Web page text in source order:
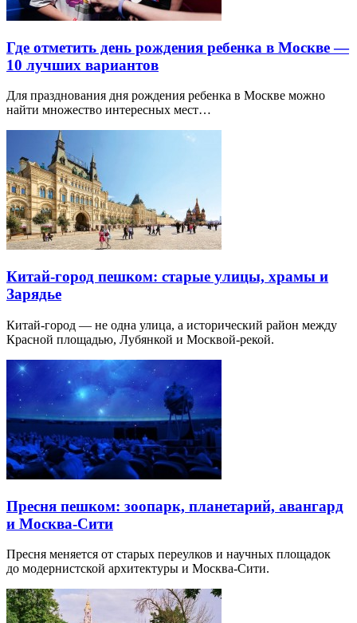
Где отметить день рождения ребенка в Москве —
10 лучших вариантов
Для празднования дня рождения ребенка в Москве можно
найти множество интересных мест…
Китай-город пешком: старые улицы, храмы и
Зарядье
Китай-город — не одна улица, а исторический район между
Красной площадью, Лубянкой и Москвой-рекой.
Пресня пешком: зоопарк, планетарий, авангард
и Москва-Сити
Пресня меняется от старых переулков и научных площадок
до модернистской архитектуры и Москва-Сити.